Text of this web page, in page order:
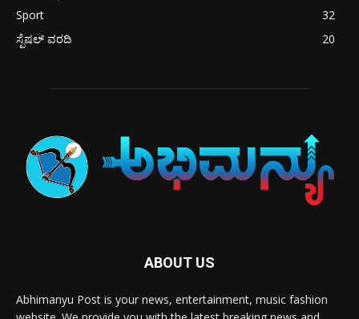
Sport
32
ಸ್ಪೆಷಲ್ ವರದಿ
20
ABOUT US
Abhimanyu Post is your news, entertainment, music fashion